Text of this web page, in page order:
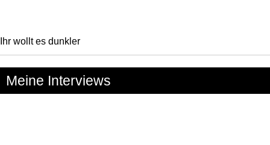
Ihr wollt es dunkler
Meine Interviews